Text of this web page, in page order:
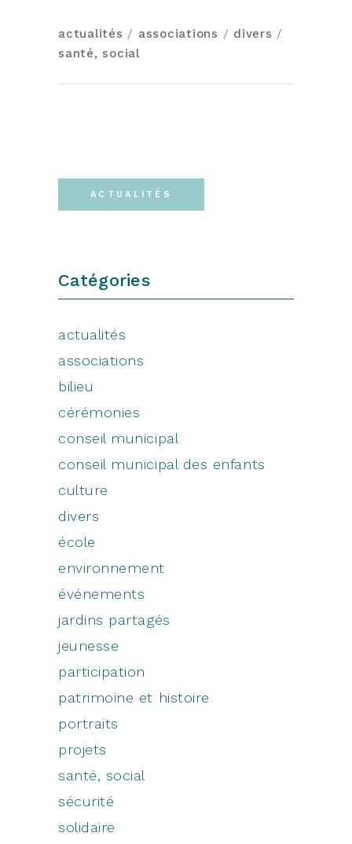
actualités / associations / divers /
santé, social
ACTUALITÉS
Catégories
actualités
associations
bilieu
cérémonies
conseil municipal
conseil municipal des enfants
culture
divers
école
environnement
événements
jardins partagés
jeunesse
participation
patrimoine et histoire
portraits
projets
santé, social
sécurité
solidaire